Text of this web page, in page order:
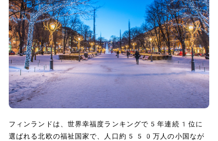
フィンランドは、世界幸福度ランキングで5年連続1位に
選ばれる北欧の福祉国家で、人口約550万人の小国なが